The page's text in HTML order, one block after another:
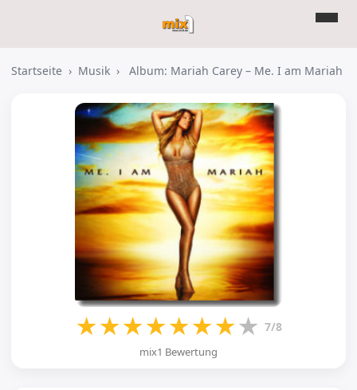
Startseite › Musik › Album: Mariah Carey – Me. I am Mariah
★★★★★★★★ 7/8
mix1 Bewertung